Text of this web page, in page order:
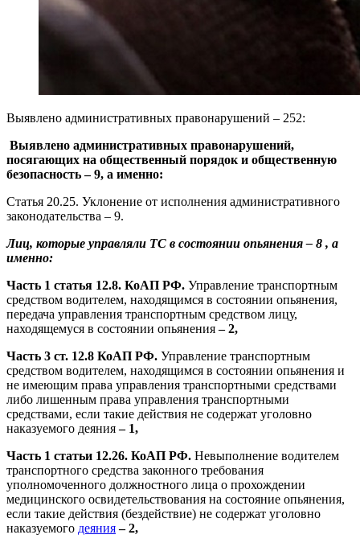
Выявлено административных правонарушений – 252:
Выявлено административных правонарушений,
посягающих на общественный порядок и общественную
безопасность– 9, а именно:
Статья 20.25. Уклонение от исполнения административного
законодательства – 9.
Лиц, которые управляли ТС в состоянии опьянения – 8 , а
именно:
Часть 1 статья 12.8. КоАП РФ. Управление транспортным
средством водителем, находящимся в состоянии опьянения,
передача управления транспортным средством лицу,
находящемуся в состоянии опьянения– 2,
Часть 3 ст. 12.8 КоАП РФ. Управление транспортным
средством водителем, находящимся в состоянии опьянения и
не имеющим права управления транспортными средствами
либо лишенным права управления транспортными
средствами, если такие действия не содержат уголовно
наказуемого деяния– 1,
Часть 1 статьи 12.26. КоАП РФ. Невыполнение водителем
транспортного средства законного требования
уполномоченного должностного лица о прохождении
медицинского освидетельствования на состояние опьянения,
если такие действия (бездействие) не содержат уголовно
наказуемого деяния – 2,